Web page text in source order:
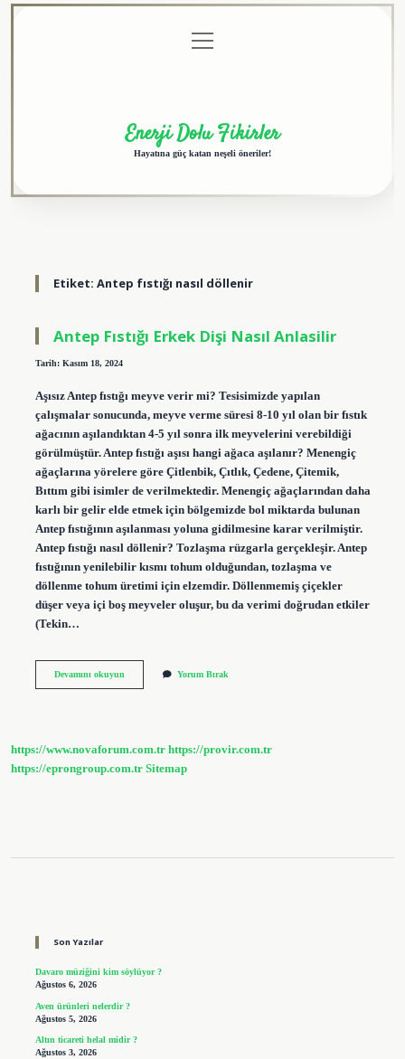
menüyü
aç
Enerji Dolu Fikirler
Hayatına güç katan neşeli öneriler!
Etiket: Antep fıstığı nasıl döllenir
Antep Fıstığı Erkek Dişi Nasıl Anlasilir
Tarih: Kasım 18, 2024
Aşısız Antep fıstığı meyve verir mi? Tesisimizde yapılan
çalışmalar sonucunda, meyve verme süresi 8-10 yıl olan bir fıstık
ağacının aşılandıktan 4-5 yıl sonra ilk meyvelerini verebildiği
görülmüştür. Antep fıstığı aşısı hangi ağaca aşılanır? Menengiç
ağaçlarına yörelere göre Çitlenbik, Çıtlık, Çedene, Çitemik,
Bıttım gibi isimler de verilmektedir. Menengiç ağaçlarından daha
karlı bir gelir elde etmek için bölgemizde bol miktarda bulunan
Antep fıstığının aşılanması yoluna gidilmesine karar verilmiştir.
Antep fıstığı nasıl döllenir? Tozlaşma rüzgarla gerçekleşir. Antep
fıstığının yenilebilir kısmı tohum olduğundan, tozlaşma ve
döllenme tohum üretimi için elzemdir. Döllenmemiş çiçekler
düşer veya içi boş meyveler oluşur, bu da verimi doğrudan etkiler
(Tekin…
Devamını okuyunAntep
Yorum Bırak
https://www.novaforum.com.tr https://provir.com.tr
https://eprongroup.com.tr Sitemap
Son Yazılar
Davaro müziğini kim söylüyor ?
Ağustos 6, 2026
Aven ürünleri nelerdir ?
Ağustos 5, 2026
Altın ticareti helal midir ?
Ağustos 3, 2026